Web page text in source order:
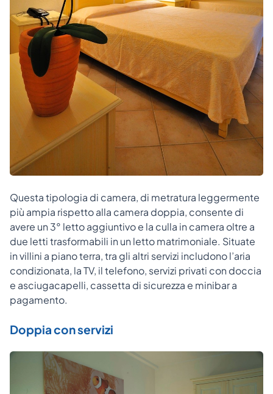
Questa tipologia di camera, di metratura leggermente
più ampia rispetto alla camera doppia, consente di
avere un 3° letto aggiuntivo e la culla in camera oltre a
due letti trasformabili in un letto matrimoniale. Situate
in villini a piano terra, tra gli altri servizi includono l’aria
condizionata, la TV, il telefono, servizi privati con doccia
e asciugacapelli, cassetta di sicurezza e minibar a
pagamento.
Doppia con servizi